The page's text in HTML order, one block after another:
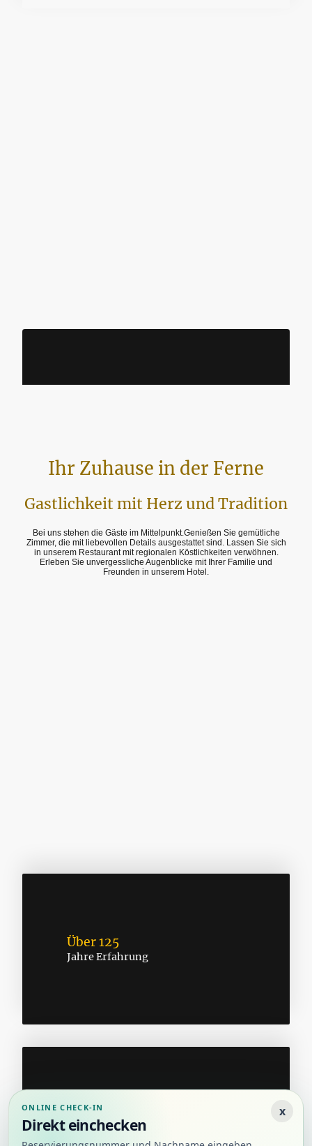
Ihr Zuhause in der Ferne
Gastlichkeit mit Herz und Tradition
Bei uns stehen die Gäste im Mittelpunkt.Genießen Sie gemütliche
Zimmer, die mit liebevollen Details ausgestattet sind. Lassen Sie sich
in unserem Restaurant mit regionalen Köstlichkeiten verwöhnen.
Erleben Sie unvergessliche Augenblicke mit Ihrer Familie und
Freunden in unserem Hotel.
Über 125
Jahre Erfahrung
Über 100000
Zufriedene Gäste
x
ONLINE CHECK-IN
Direkt einchecken